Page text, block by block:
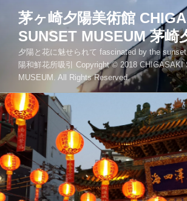
ス
キ
ッ
プ
茅ヶ崎夕陽美術館
SUNSET MUSEUM 茅崎
夕陽と花に魅せられて fascinated by the
陽和鮮花所吸引 Copyright © 2018 CHIGASAKI
MUSEUM. All Rights Reserved.